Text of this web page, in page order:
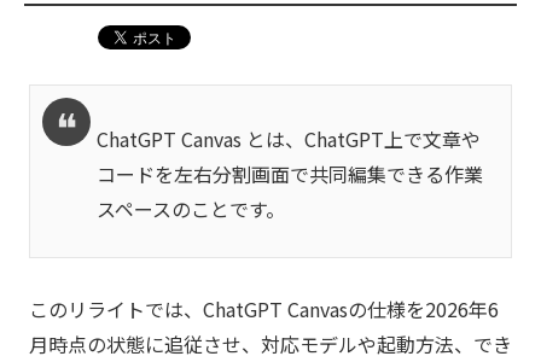
稿
ChatGPT Canvas とは、ChatGPT上で文章や
コードを左右分割画面で共同編集できる作業
スペースのことです。
このリライトでは、ChatGPT Canvasの仕様を2026年6
月時点の状態に追従させ、対応モデルや起動方法、でき